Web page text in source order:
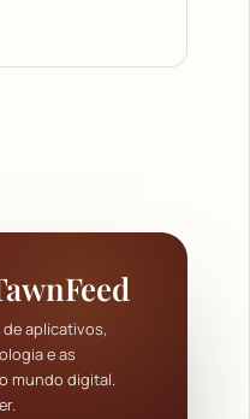
aplicativos,
e as
mundo digital.